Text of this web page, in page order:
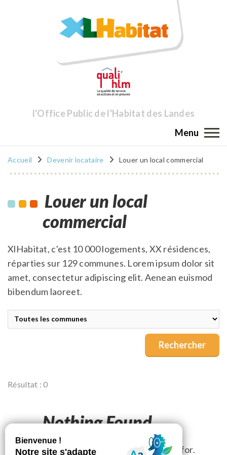
l'Office Public de l'Habitat des Landes
Menu
Accueil Devenir locataire Louer un local commercial
Louer un local
commercial
XlHabitat, c'est 10 000 logements, XX résidences,
réparties sur 129 communes. Lorem ipsum dolor sit
amet, consectetur adipiscing elit. Aenean euismod
bibendum laoreet.
Résultat : 0
Nothing Found
It seems we can’t find what you’re looking for.